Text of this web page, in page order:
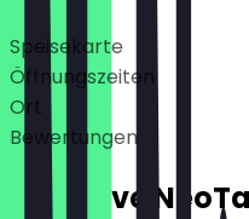
Deals
Speisekarte
Öffnungszeiten
Ort
Bewertungen
Exklusive